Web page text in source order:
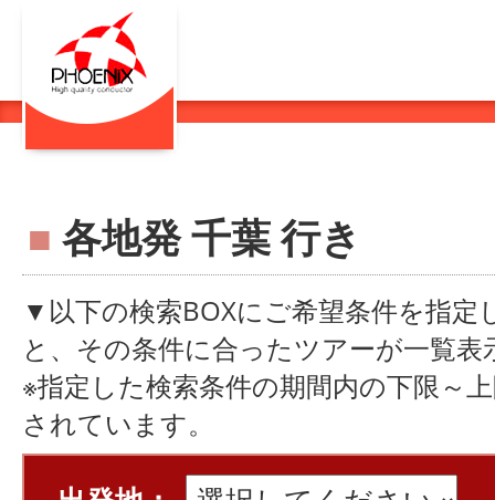
■ 各地発 千葉 行き
▼以下の検索BOXにご希望条件を指定
と、その条件に合ったツアーが一覧表
※指定した検索条件の期間内の下限～
されています。